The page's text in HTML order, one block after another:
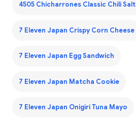
4505 Chicharrones Classic Chili Salt
7 Eleven Japan Crispy Corn Cheese
7 Eleven Japan Egg Sandwich
7 Eleven Japan Matcha Cookie
7 Eleven Japan Onigiri Tuna Mayo